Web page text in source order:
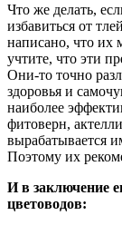
Что же делать,
избавиться от
написано, что их
учтите, что эти
Они-то точно
здоровья и
наиболее
фитоверн,
вырабатывается
Поэтому их
И в заключение
цветоводов: